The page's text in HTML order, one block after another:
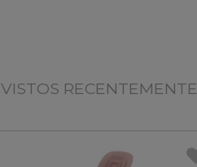
VISTOS RECENTEMENTE